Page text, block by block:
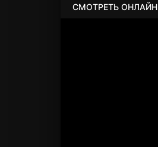
СМОТРЕТЬ ОНЛАЙН